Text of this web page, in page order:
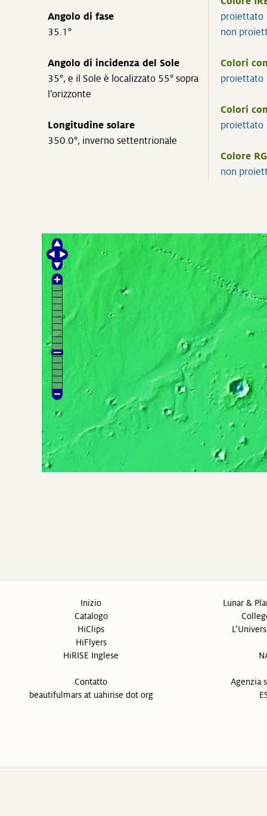
Angolo di fase
35.1°
Angolo di incidenza del Sole
35°, e il Sole è localizzato 55° sopra
l’orizzonte
Longitudine solare
350.0°, inverno settentrionale
proiettato
non
Colori
proiettato
Colori
proiettato
Colore
non
Inizio
Catalogo
HiClips
HiFlyers
HiRISE Inglese
Contatto
beautifulmars at uahirise dot org
Lunar &
Agenzia